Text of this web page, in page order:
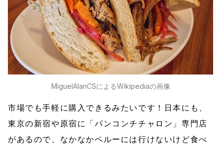
MiguelAlanCSによるWikipediaの画像
市場でも手軽に購入できるみたいです！日本にも、
東京の新宿や原宿に「パンコンチチャロン」専門店
があるので、なかなかペルーには行けないけど食べ